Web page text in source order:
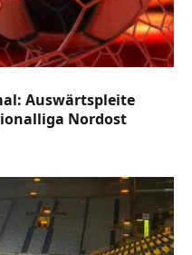
Auswärtspleite
Nordost